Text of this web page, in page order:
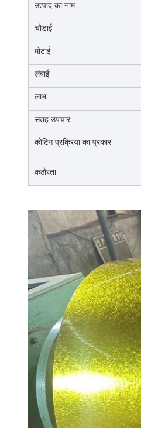
उत्पाद का नाम
चौड़ाई
मोटाई
लंबाई
लाभ
सतह उपचार
कोटिंग प्रक्रिया का प्रकार
कठोरता